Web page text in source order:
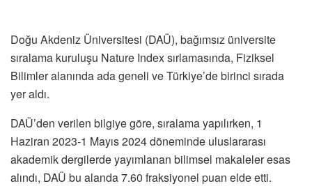
Doğu Akdeniz Üniversitesi (DAÜ), bağımsız üniversite
sıralama kuruluşu Nature Index sırlamasında, Fiziksel
Bilimler alanında ada geneli ve Türkiye’de birinci sırada
yer aldı.
DAÜ’den verilen bilgiye göre, sıralama yapılırken, 1
Haziran 2023-1 Mayıs 2024 döneminde uluslararası
akademik dergilerde yayımlanan bilimsel makaleler esas
alındı, DAÜ bu alanda 7.60 fraksiyonel puan elde etti.